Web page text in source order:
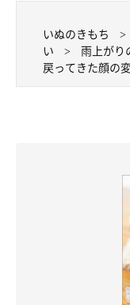
いぬのきもち
い
雨上がり
戻ってきた顔の